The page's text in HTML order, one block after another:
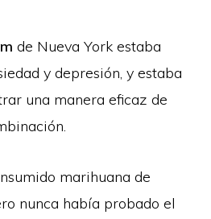
de Nueva York estaba
y depresión, y estaba
una manera eficaz de
marihuana de
nunca había probado el